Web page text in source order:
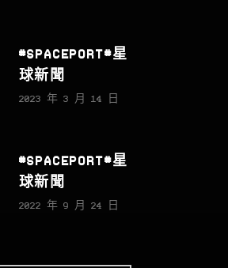
#SPACEPORT#星
球新聞
2023 年 3 月 14 日
#SPACEPORT#星
球新聞
2022 年 9 月 24 日